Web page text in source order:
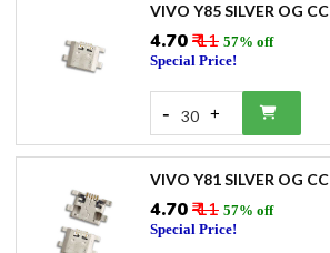
VIVO Y85 SILVER OG CC
₹4.70₹ 11 57% off
Special Price!
- 30 +
VIVO Y81 SILVER OG CC
₹4.70₹ 11 57% off
Special Price!